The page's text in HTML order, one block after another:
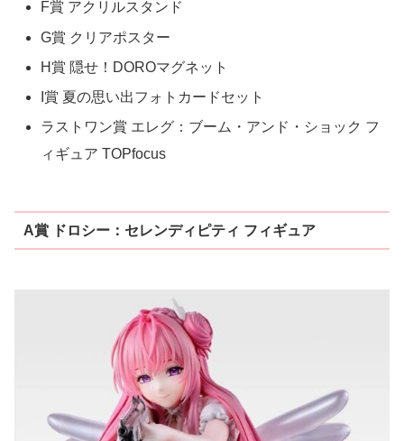
F賞 アクリルスタンド
G賞 クリアポスター
H賞 隠せ！DOROマグネット
I賞 夏の思い出フォトカードセット
ラストワン賞 エレグ：ブーム・アンド・ショック フ
ィギュア TOPfocus
A賞 ドロシー：セレンディピティ フィギュア